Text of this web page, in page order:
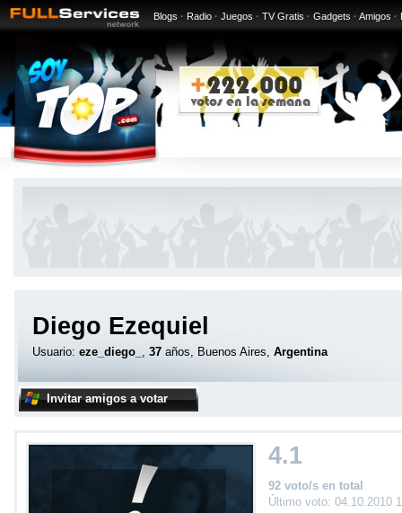
Blogs · Radio · Juegos · TV Gratis · Gadgets · Amigos ·
Diego Ezequiel
Usuario: eze_diego_ , 37 años, Buenos Aires, Argentina
Invitar amigos a votar
4.1
92 voto/s en total
Último voto: 04.10.2010